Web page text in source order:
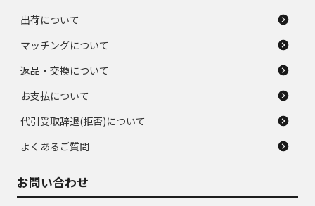
出荷について
マッチングについて
返品・交換について
お支払について
代引受取辞退(拒否)について
よくあるご質問
お問い合わせ